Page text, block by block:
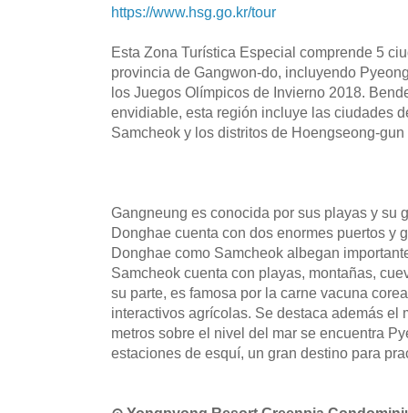
https://www.hsg.go.kr/tour
Esta Zona Turística Especial comprende 5
provincia de Gangwon-do, incluyendo
los Juegos Olímpicos de Invierno 2018.
envidiable, esta región incluye las ciudades
Samcheok y los distritos de Hoengseong-
Gangneung es conocida por sus playas y su
Donghae cuenta con dos enormes puertos y
Donghae como Samcheok albegan
Samcheok cuenta con playas, montañas,
su parte, es famosa por la carne vacuna
interactivos agrícolas. Se destaca además el
metros sobre el nivel del mar se encuentra
estaciones de esquí, un gran destino para